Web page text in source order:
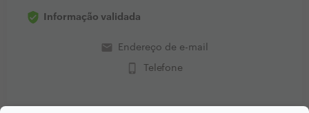
Informação validada
email Endereço de e-mail
phone_iphone Telefone